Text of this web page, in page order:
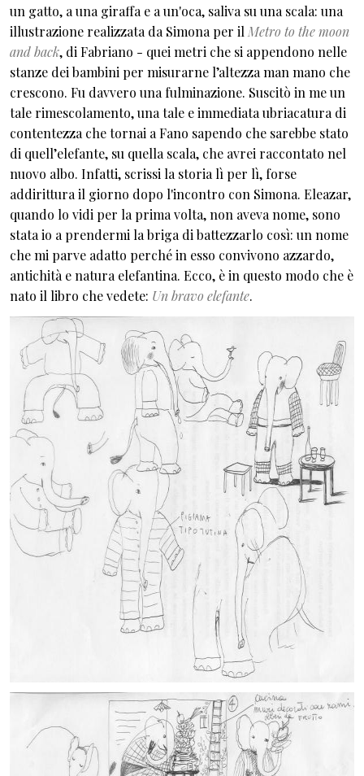
un gatto, a una giraffa e a un'oca, saliva su una scala: una
illustrazione realizzata da Simona per il Metro to the moon
and back, di Fabriano - quei metri che si appendono nelle
stanze dei bambini per misurarne l’altezza man mano che
crescono. Fu davvero una fulminazione. Suscitò in me un
tale rimescolamento, una tale e immediata ubriacatura di
contentezza che tornai a Fano sapendo che sarebbe stato
di quell’elefante, su quella scala, che avrei raccontato nel
nuovo albo. Infatti, scrissi la storia lì per lì, forse
addirittura il giorno dopo l'incontro con Simona. Eleazar,
quando lo vidi per la prima volta, non aveva nome, sono
stata io a prendermi la briga di battezzarlo così: un nome
che mi parve adatto perché in esso convivono azzardo,
antichità e natura elefantina. Ecco, è in questo modo che è
nato il libro che vedete: Un bravo elefante.